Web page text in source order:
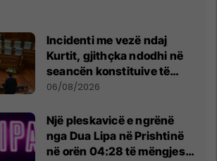
Incidenti me vezë ndaj
Kurtit, gjithçka ndodhi në
seancën konstituive të
Kuvendit
06/08/2026
Një pleskavicë e ngrënë
nga Dua Lipa në Prishtinë
në orën 04:28 të mëngjesit